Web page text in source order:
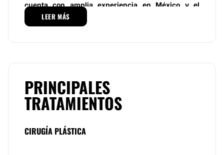
cuenta con amplia experiencia en México y el
extranjero:Rinoplastía Estética Hospital Ruber
Internacional Madrid, España; Hand Fractures
Entre los procedimientos que realiza con gran
profesionalismo y ética médica están: cirugía
estética: rinoplastia, blefaroplastia, lifting facial,
reducción mamaria y mastopexia, abdominoplastía,
liposucción, aumento glúteo, toxina botulínica y
LEER MÁS
PRINCIPALES
TRATAMIENTOS
CIRUGÍA PLÁSTICA